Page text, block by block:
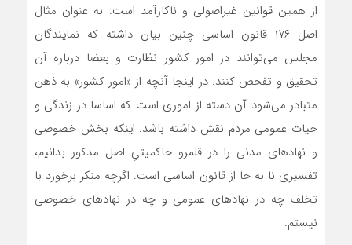
از همین قوانین غیراصولی و ناکارآمد است. به عنوان مثال
اصل ۱۷۶ قانون اساسی چنین بیان داشته که نمایندگان
مجلس می‌توانند در امور کشور نظارت و بعضا درباره آن
تحقیق و تفحص کنند. در اینجا آنچه از «امور کشور» به ذهن
متبادر می‌شود آن دسته از اموری است که اساسا در زندگی و
حیات عمومی مردم نقش داشته باشد. اینکه بخش خصوصی
و نهادهای مدنی را در قلمرو حاکمیتیِ اصل مذکور بدانیم،
تفسیری نا به جا از قانون اساسی است. اگرچه منکر برخورد با
تخلف چه در نهادهای عمومی و چه در نهادهای خصوصی
نیستم.